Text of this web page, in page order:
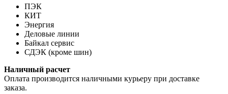
ПЭК
КИТ
Энергия
Деловые линии
Байкал сервис
СДЭК (кроме шин)
Наличный расчет
Оплата производится наличными курьеру при доставке
заказа.